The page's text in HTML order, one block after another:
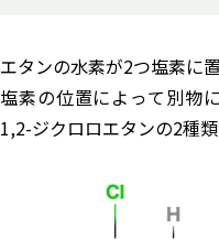
エタンの水素が2つ塩素に
塩素の位置によって別物
1,2-ジクロロエタンの2種類